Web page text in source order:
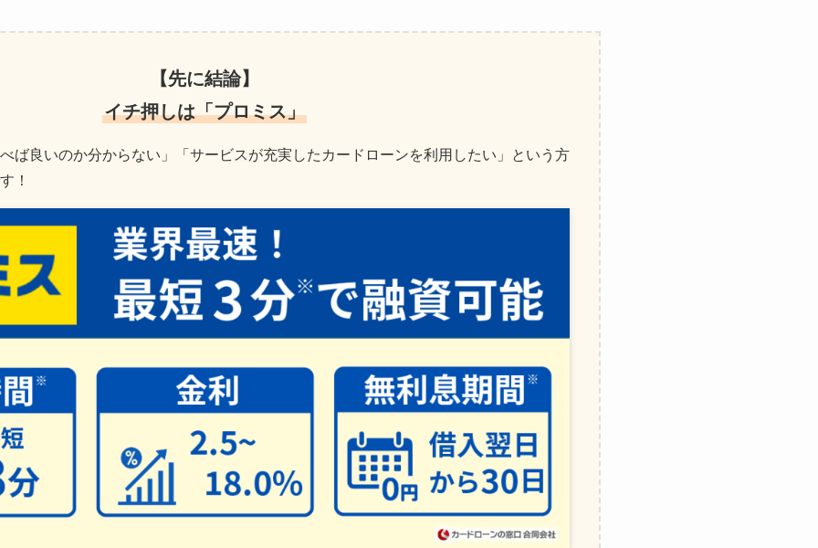
【先に結論】
イチ押しは「プロミス」
ば良いのか分からない」「サービスが充実したカードローンを利用したい」という方
！